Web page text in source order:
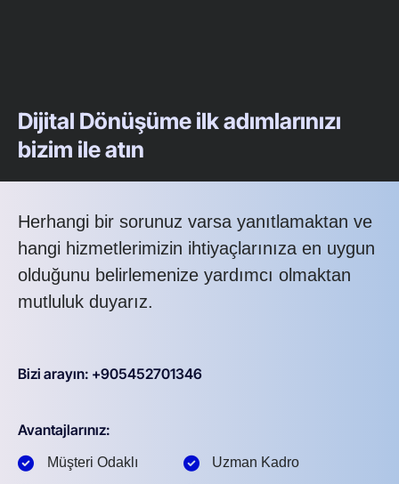
Dijital Dönüşüme ilk adımlarınızı
bizim ile atın
Herhangi bir sorunuz varsa yanıtlamaktan ve
hangi hizmetlerimizin ihtiyaçlarınıza en uygun
olduğunu belirlemenize yardımcı olmaktan
mutluluk duyarız.
Bizi arayın: +905452701346
Avantajlarınız:
Müşteri Odaklı
Uzman Kadro